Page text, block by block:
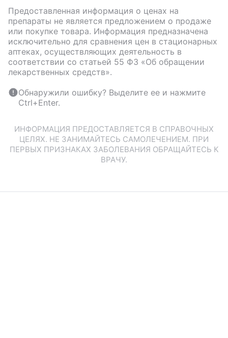
Предоставленная информация о ценах на
препараты не является предложением о продаже
или покупке товара. Информация предназначена
исключительно для сравнения цен в стационарных
аптеках, осуществляющих деятельность в
соответствии со статьей 55 ФЗ «Об обращении
лекарственных средств».
Обнаружили ошибку? Выделите ее и нажмите
Ctrl+Enter.
ИНФОРМАЦИЯ ПРЕДОСТАВЛЯЕТСЯ В СПРАВОЧНЫХ
ЦЕЛЯХ. НЕ ЗАНИМАЙТЕСЬ САМОЛЕЧЕНИЕМ. ПРИ
ПЕРВЫХ ПРИЗНАКАХ ЗАБОЛЕВАНИЯ ОБРАЩАЙТЕСЬ К
ВРАЧУ.